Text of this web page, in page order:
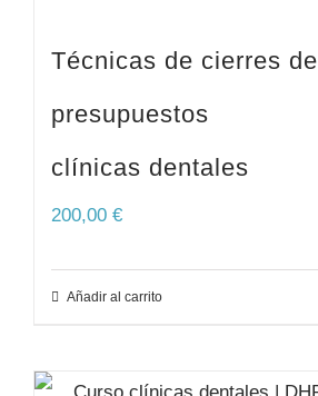
Técnicas de cierres de
presupuestos
clínicas dentales
200,00 €
Añadir al carrito